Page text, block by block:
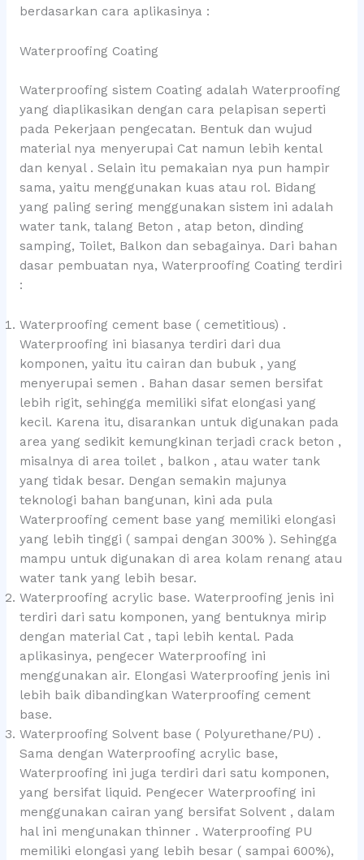
berdasarkan cara aplikasinya :
Waterproofing Coating
Waterproofing sistem Coating adalah Waterproofing
yang diaplikasikan dengan cara pelapisan seperti
pada Pekerjaan pengecatan. Bentuk dan wujud
material nya menyerupai Cat namun lebih kental
dan kenyal . Selain itu pemakaian nya pun hampir
sama, yaitu menggunakan kuas atau rol. Bidang
yang paling sering menggunakan sistem ini adalah
water tank, talang Beton , atap beton, dinding
samping, Toilet, Balkon dan sebagainya. Dari bahan
dasar pembuatan nya, Waterproofing Coating terdiri
:
Waterproofing cement base ( cemetitious) .
Waterproofing ini biasanya terdiri dari dua
komponen, yaitu itu cairan dan bubuk , yang
menyerupai semen . Bahan dasar semen bersifat
lebih rigit, sehingga memiliki sifat elongasi yang
kecil. Karena itu, disarankan untuk digunakan pada
area yang sedikit kemungkinan terjadi crack beton ,
misalnya di area toilet , balkon , atau water tank
yang tidak besar. Dengan semakin majunya
teknologi bahan bangunan, kini ada pula
Waterproofing cement base yang memiliki elongasi
yang lebih tinggi ( sampai dengan 300% ). Sehingga
mampu untuk digunakan di area kolam renang atau
water tank yang lebih besar.
Waterproofing acrylic base. Waterproofing jenis ini
terdiri dari satu komponen, yang bentuknya mirip
dengan material Cat , tapi lebih kental. Pada
aplikasinya, pengecer Waterproofing ini
menggunakan air. Elongasi Waterproofing jenis ini
lebih baik dibandingkan Waterproofing cement
base.
Waterproofing Solvent base ( Polyurethane/PU) .
Sama dengan Waterproofing acrylic base,
Waterproofing ini juga terdiri dari satu komponen,
yang bersifat liquid. Pengecer Waterproofing ini
menggunakan cairan yang bersifat Solvent , dalam
hal ini mengunakan thinner . Waterproofing PU
memiliki elongasi yang lebih besar ( sampai 600%),